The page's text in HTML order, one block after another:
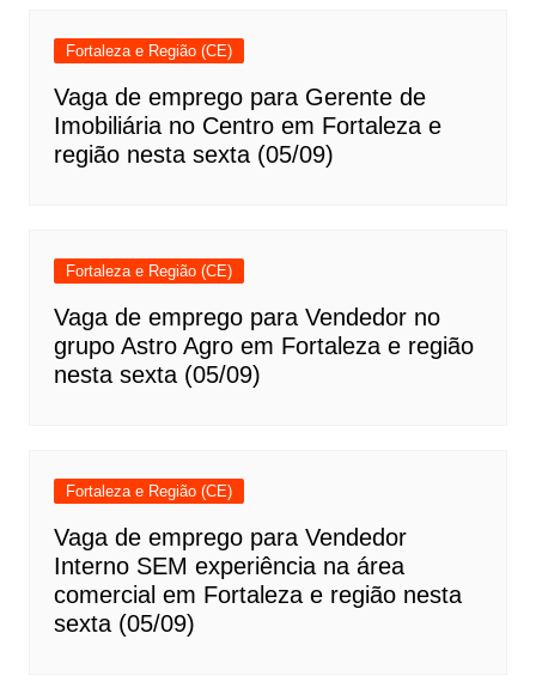
Fortaleza e Região (CE)
Vaga de emprego para Gerente de
Imobiliária no Centro em Fortaleza e
região nesta sexta (05/09)
Fortaleza e Região (CE)
Vaga de emprego para Vendedor no
grupo Astro Agro em Fortaleza e região
nesta sexta (05/09)
Fortaleza e Região (CE)
Vaga de emprego para Vendedor
Interno SEM experiência na área
comercial em Fortaleza e região nesta
sexta (05/09)